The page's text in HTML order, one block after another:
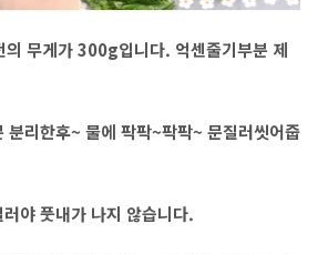
의 무게가 300g입니다. 억센줄기부분 제
분리한후~ 물에 팍팍~팍팍~ 문질러씻어줍
야 풋내가 나지 않습니다.